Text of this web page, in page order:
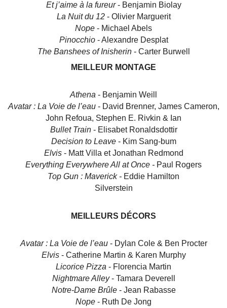
Et j’aime à la fureur- Benjamin Biolay
La Nuit du 12- Olivier Marguerit
Nope - Michael Abels
Pinocchio - Alexandre Desplat
The Banshees of Inisherin - Carter Burwell
MEILLEUR MONTAGE
Athena - Benjamin Weill
Avatar : La Voie de l’eau- David Brenner, James Cameron,
John Refoua, Stephen E. Rivkin & Ian
Bullet Train - Elisabet Ronaldsdottir
Decision to Leave- Kim Sang-bum
Elvis- Matt Villa et Jonathan Redmond
Everything Everywhere All at Once - Paul Rogers
Top Gun : Maverick - Eddie Hamilton
Silverstein
MEILLEURS DÉCORS
Avatar : La Voie de l’eau - Dylan Cole & Ben Procter
Elvis - Catherine Martin & Karen Murphy
Licorice Pizza - Florencia Martin
Nightmare Alley- Tamara Deverell
Notre-Dame Brûle- Jean Rabasse
Nope - Ruth De Jong